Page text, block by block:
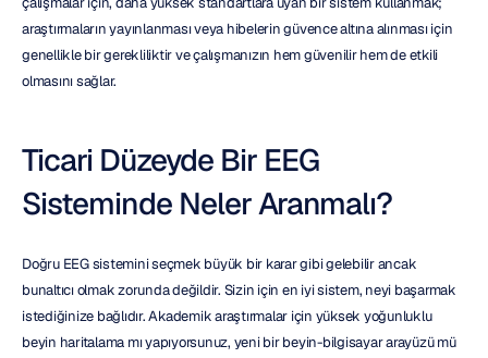
araştırmaların yayınlanması veya hibelerin güvence altına alınması için
genellikle bir gerekliliktir ve çalışmanızın hem güvenilir hem de etkili
olmasını sağlar.
Ticari Düzeyde Bir EEG
Sisteminde Neler Aranmalı?
Doğru EEG sistemini seçmek büyük bir karar gibi gelebilir ancak
bunaltıcı olmak zorunda değildir. Sizin için en iyi sistem, neyi başarmak
istediğinize bağlıdır. Akademik araştırmalar için yüksek yoğunluklu
beyin haritalama mı yapıyorsunuz, yeni bir beyin-bilgisayar arayüzü mü